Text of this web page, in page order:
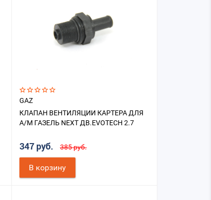
GAZ
КЛАПАН ВЕНТИЛЯЦИИ КАРТЕРА ДЛЯ
А/М ГАЗЕЛЬ NEXT ДВ.EVOTECH 2.7
347 руб. 385 руб.
В корзину